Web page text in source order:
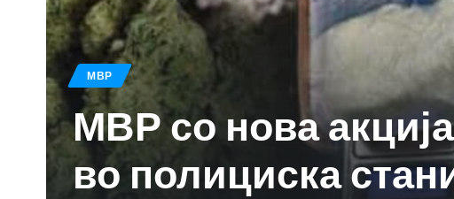
МВР
МВР со нова
во полициска